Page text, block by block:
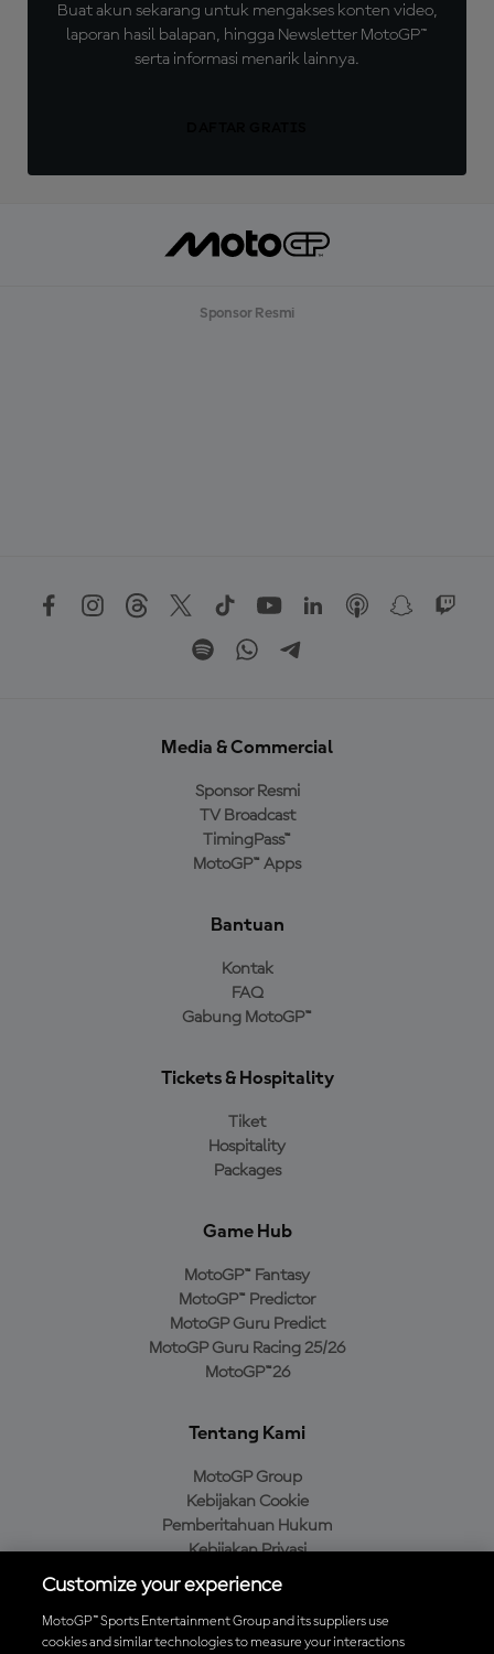
Buat akun sekarang untuk mengakses konten video,
laporan hasil balapan, hingga Newsletter MotoGP™
serta informasi menarik lainnya.
Sponsor Resmi
Media & Commercial
Sponsor Resmi
TV Broadcast
TimingPass™
MotoGP™ Apps
Bantuan
Kontak
FAQ
Gabung MotoGP™
Tickets & Hospitality
Tiket
Hospitality
Packages
Game Hub
MotoGP™ Fantasy
MotoGP™ Predictor
MotoGP Guru Predict
MotoGP Guru Racing 25/26
MotoGP™26
Tentang Kami
MotoGP Group
Kebijakan Cookie
Pemberitahuan Hukum
Kebijakan Privasi
Kebijakan Pembelian
Customize your experience
MotoGP™ Sports Entertainment Group and its suppliers use
cookies and similar technologies to measure your interactions